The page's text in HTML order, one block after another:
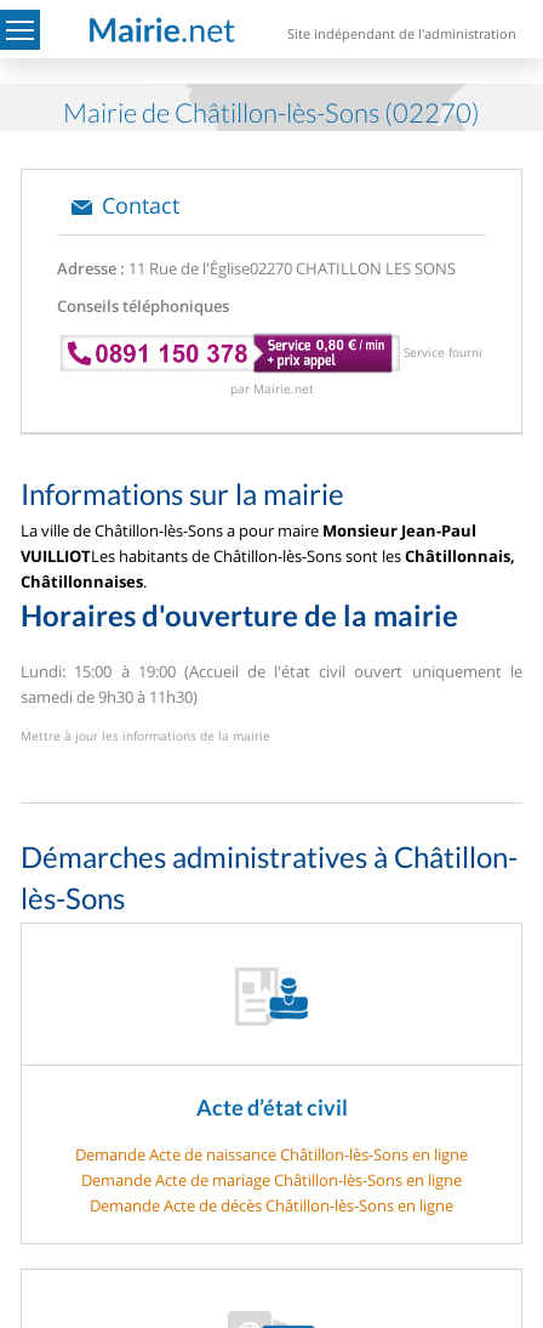
Site indépendant de l'administration
Mairie de Châtillon-lès-Sons (02270)
Contact
Adresse : 11 Rue de l'Église02270 CHATILLON LES SONS
Conseils téléphoniques
Service fourni
par Mairie.net
Informations sur la mairie
La ville de Châtillon-lès-Sons a pour maire Monsieur Jean-Paul
VUILLIOTLes habitants de Châtillon-lès-Sons sont lesChâtillonnais,
Châtillonnaises.
Horaires d'ouverture de la mairie
Lundi: 15:00 à 19:00 (Accueil de l'état civil ouvert uniquement le
samedi de 9h30 à 11h30)
Mettre à jour les informations de la mairie
Démarches administratives à Châtillon-
lès-Sons
Acte d’état civil
Demande Acte de naissance Châtillon-lès-Sons en ligne
Demande Acte de mariage Châtillon-lès-Sons en ligne
Demande Acte de décès Châtillon-lès-Sons en ligne